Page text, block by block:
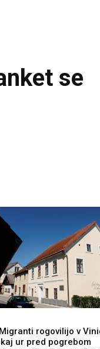
se
Migranti rogovilijo v
ur pred pogrebom